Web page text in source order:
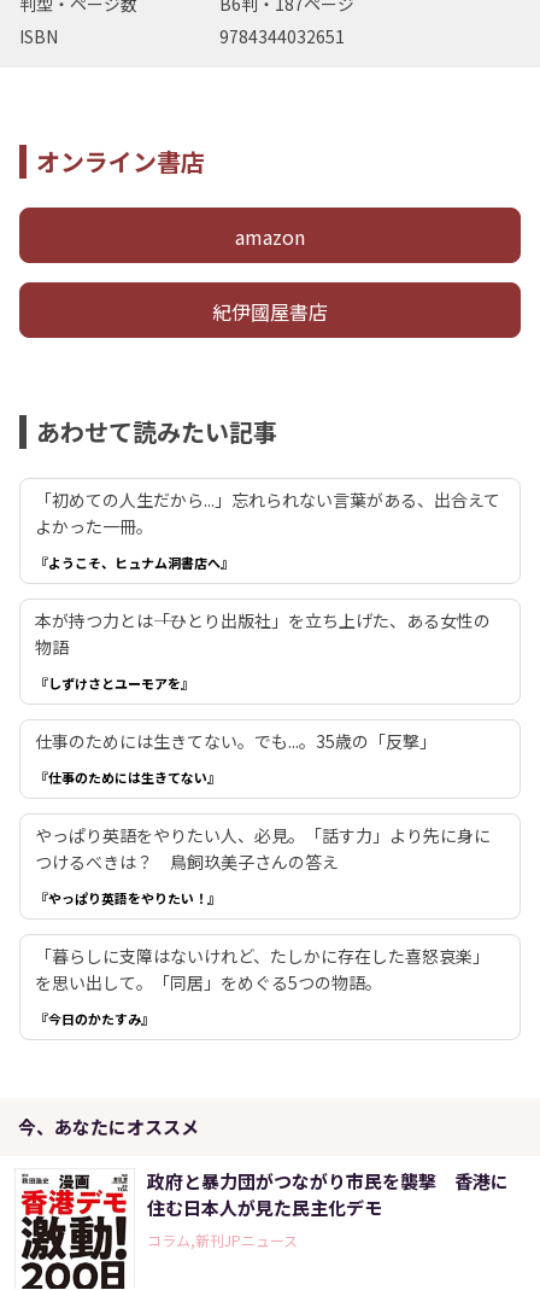
ISBN
9784344032651
オンライン書店
amazon
紀伊國屋書店
あわせて読みたい記事
「初めての人生だから...」忘れられない言葉がある、出合えて
よかった一冊。
『ようこそ、ヒュナム洞書店へ』
本が持つ力とは――「ひとり出版社」を立ち上げた、ある女性の
物語
『しずけさとユーモアを』
仕事のためには生きてない。でも...。35歳の「反撃」
『仕事のためには生きてない』
やっぱり英語をやりたい人、必見。「話す力」より先に身に
つけるべきは？ 鳥飼玖美子さんの答え
『やっぱり英語をやりたい！』
「暮らしに支障はないけれど、たしかに存在した喜怒哀楽」
を思い出して。「同居」をめぐる5つの物語。
『今日のかたすみ』
今、あなたにオススメ
政府と暴力団がつながり市民を襲撃 香港に
住む日本人が見た民主化デモ
コラム,新刊JPニュース